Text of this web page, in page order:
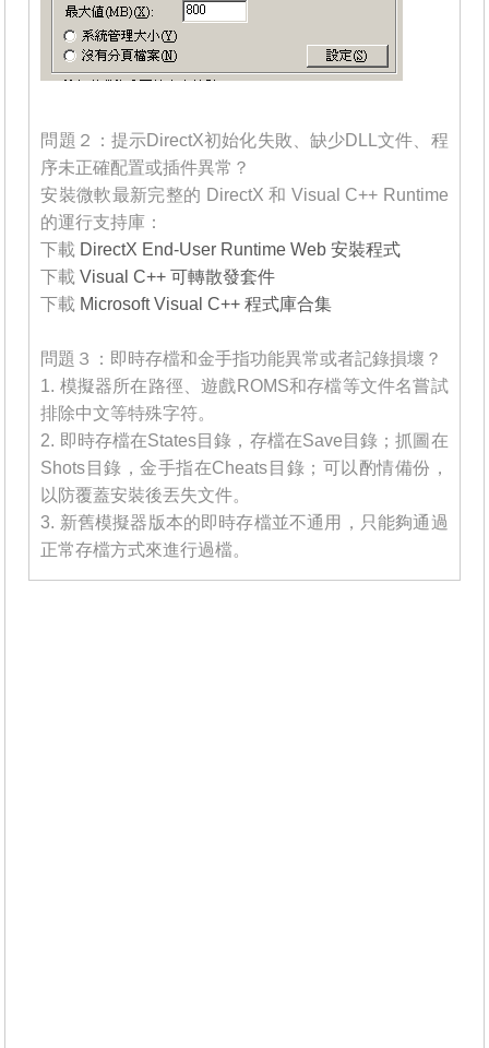
問題２：提示DirectX初始化失敗、缺少DLL文件、程
序未正確配置或插件異常？
安裝微軟最新完整的 DirectX 和 Visual C++ Runtime
的運行支持庫：
下載 DirectX End-User Runtime Web 安裝程式
下載Visual C++ 可轉散發套件
下載 Microsoft Visual C++ 程式庫合集
問題３：即時存檔和金手指功能異常或者記錄損壞？
1. 模擬器所在路徑、遊戲ROMS和存檔等文件名嘗試
排除中文等特殊字符。
2. 即時存檔在States目錄，存檔在Save目錄；抓圖在
Shots目錄，金手指在Cheats目錄；可以酌情備份，
以防覆蓋安裝後丟失文件。
3. 新舊模擬器版本的即時存檔並不通用，只能夠通過
正常存檔方式來進行過檔。